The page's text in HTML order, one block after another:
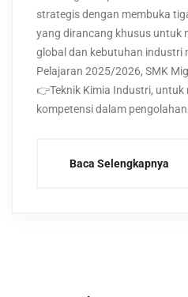
strategis dengan membuka
yang dirancang khusus untuk
global dan kebutuhan industri
Pelajaran 2025/2026, SMK
👉Teknik Kimia Industri, untuk
kompetensi dalam
Baca Selengkapnya